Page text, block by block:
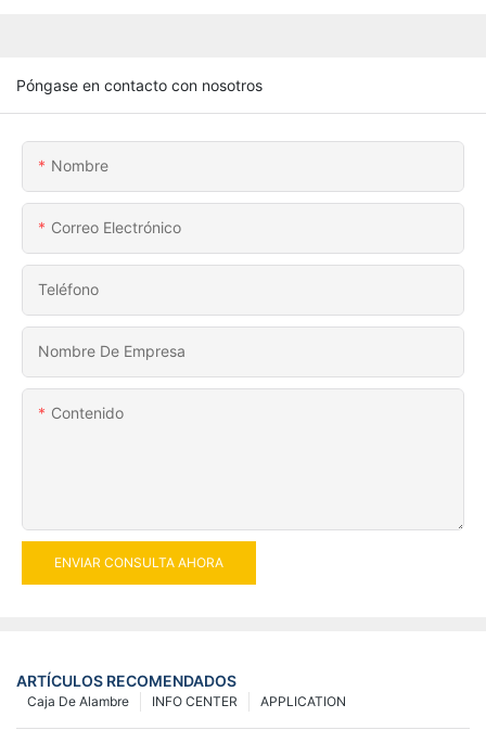
Póngase en contacto con nosotros
Nombre
Correo Electrónico
Teléfono
Nombre De Empresa
Contenido
ENVIAR CONSULTA AHORA
ARTÍCULOS RECOMENDADOS
APPLICATION
INFO CENTER
Caja De Alambre